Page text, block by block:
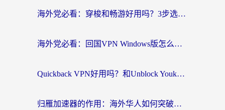
海外党必看：穿梭和畅游好用吗？3步选对回国加速器，无缝刷国内剧玩国服
海外党必看：回国VPN Windows版怎么选？3步找到最适合你的无缝访问方案
Quickback VPN好用吗？和Unblock YoukuVPN对比哪个回国效果更好？海外党无缝访问国内资源的实用指南
归雁加速器的作用：海外华人如何突破地域限制，无缝拥抱国内资源？